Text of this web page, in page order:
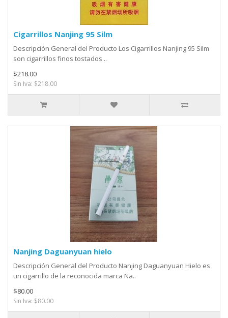
Cigarrillos Nanjing 95 Silm
Descripción General del Producto Los Cigarrillos Nanjing 95 Silm
son cigarrillos finos tostados ..
$218.00
Sin Iva: $218.00
Nanjing Daguanyuan hielo
Descripción General del Producto Nanjing Daguanyuan Hielo es
un cigarrillo de la reconocida marca Na..
$80.00
Sin Iva: $80.00